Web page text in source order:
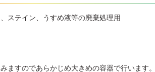
ステイン、うすめ液等の廃棄処理用
ますのであらかじめ大きめの容器で行います